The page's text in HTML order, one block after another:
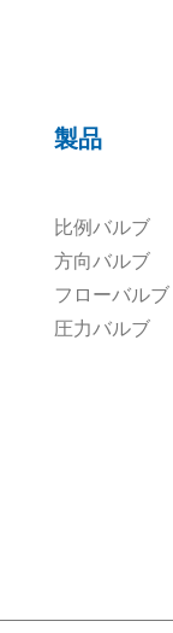
製品
比例バルブ
方向バルブ
フローバルブ
圧力バルブ